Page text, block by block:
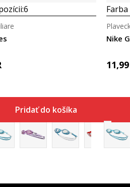
6
Pridať do košíka
Nike
11,99